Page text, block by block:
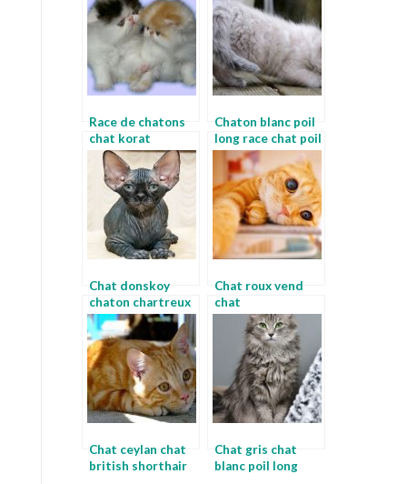
Race de chatons
chat korat
Chaton blanc poil
long race chat poil
court
Chat donskoy
chaton chartreux
angora
Chat roux vend
chat
Chat ceylan chat
british shorthair
Chat gris chat
blanc poil long